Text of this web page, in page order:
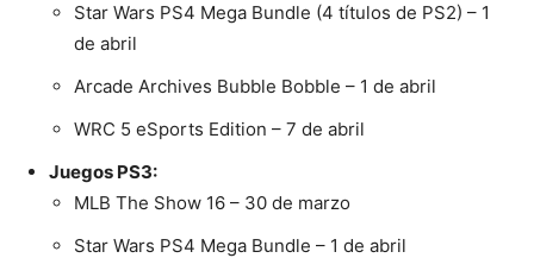
Star Wars PS4 Mega Bundle (4 títulos de PS2) – 1
de abril
Arcade Archives Bubble Bobble – 1 de abril
WRC 5 eSports Edition – 7 de abril
Juegos PS3:
MLB The Show 16 – 30 de marzo
Star Wars PS4 Mega Bundle – 1 de abril